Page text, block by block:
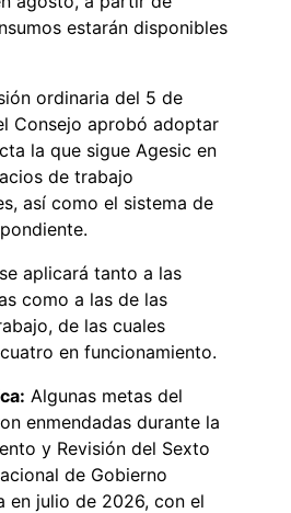
estarán disponibles
ordinaria del 5 de
Consejo aprobó adoptar
la que sigue Agesic en
de trabajo
así como el sistema de
aplicará tanto a las
como a las de las
de las cuales
en funcionamiento.
Algunas metas del
enmendadas durante la
y Revisión del Sexto
de Gobierno
en julio de 2026, con el